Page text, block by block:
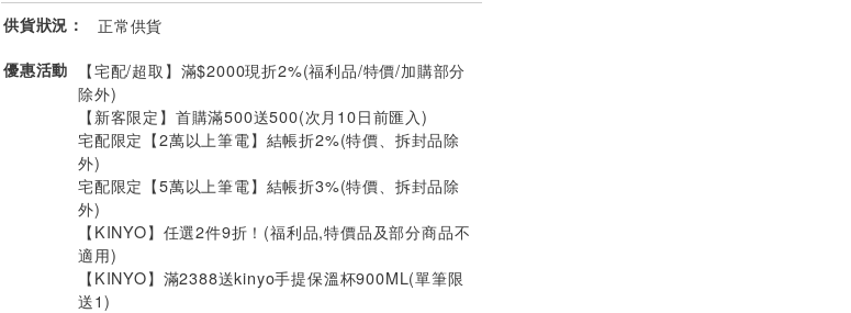
供貨狀況： 正常供貨
優惠活動
【宅配/超取】滿$2000現折2%(福利品/特價/加購部分
除外)
【新客限定】首購滿500送500(次月10日前匯入)
宅配限定【2萬以上筆電】結帳折2%(特價、拆封品除
外)
宅配限定【5萬以上筆電】結帳折3%(特價、拆封品除
外)
【KINYO】任選2件9折！(福利品,特價品及部分商品不
適用)
【KINYO】滿2388送kinyo手提保溫杯900ML(單筆限
送1)